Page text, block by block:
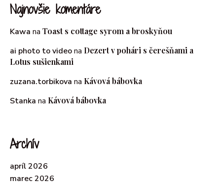
Najnovšie komentáre
Kawa na Toast s cottage syrom a broskyňou
ai photo to videona Dezert v pohári s čerešňami a
Lotus sušienkami
zuzana.torbikova na Kávová bábovka
Stanka na Kávová bábovka
Archív
apríl 2026
marec 2026